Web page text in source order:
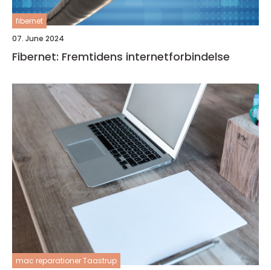
fibernet
07. June 2024
Fibernet: Fremtidens internetforbindelse
mac reparationer Taastrup